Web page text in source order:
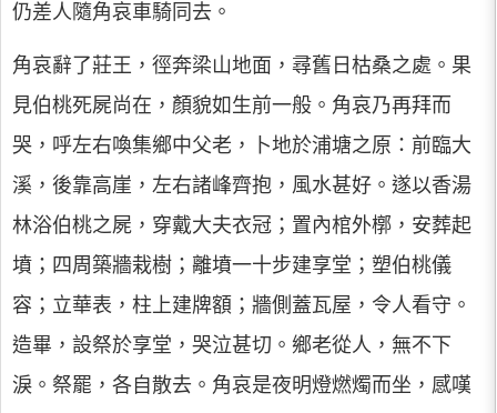
仍差人隨角哀車騎同去。
角哀辭了莊王，徑奔梁山地面，尋舊日枯桑之處。果
見伯桃死屍尚在，顏貌如生前一般。角哀乃再拜而
哭，呼左右喚集鄉中父老，卜地於浦塘之原：前臨大
溪，後靠高崖，左右諸峰齊抱，風水甚好。遂以香湯
林浴伯桃之屍，穿戴大夫衣冠；置內棺外槨，安葬起
墳；四周築牆栽樹；離墳一十步建享堂；塑伯桃儀
容；立華表，柱上建牌額；牆側蓋瓦屋，令人看守。
造畢，設祭於享堂，哭泣甚切。鄉老從人，無不下
淚。祭罷，各自散去。角哀是夜明燈燃燭而坐，感嘆